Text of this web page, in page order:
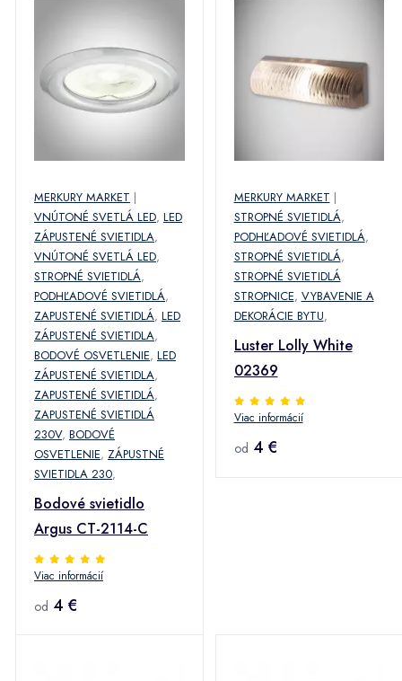
MERKURY MARKET |
VNÚTONÉ SVETLÁ LED, LED
ZÁPUSTENÉ SVIETIDLA,
VNÚTONÉ SVETLÁ LED,
STROPNÉ SVIETIDLÁ,
PODHĽADOVÉ SVIETIDLÁ,
ZAPUSTENÉ SVIETIDLÁ, LED
ZÁPUSTENÉ SVIETIDLA,
BODOVÉ OSVETLENIE, LED
ZÁPUSTENÉ SVIETIDLA,
ZAPUSTENÉ SVIETIDLÁ,
ZAPUSTENÉ SVIETIDLÁ
230V, BODOVÉ
OSVETLENIE, ZÁPUSTNÉ
SVIETIDLA 230,
Bodové svietidlo
Argus CT-2114-C
Viac informácií
od 4 €
MERKURY MARKET |
STROPNÉ SVIETIDLÁ,
PODHĽADOVÉ SVIETIDLÁ,
STROPNÉ SVIETIDLÁ,
STROPNÉ SVIETIDLÁ
STROPNICE, VYBAVENIE A
DEKORÁCIE BYTU,
Luster Lolly White
02369
Viac informácií
od 4 €